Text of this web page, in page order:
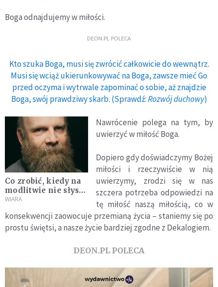
Boga odnajdujemy w miłości.
DEON.PL POLECA
Kto szuka Boga, musi się zwrócić całkowicie do wewnątrz.
Musi się wciąż ukierunkowywać na Boga, zawsze mieć Go
przed oczyma i wytrwale zapominać o sobie, aż znajdzie
Boga, swój prawdziwy skarb. (Sprawdź:Rozwój duchowy)
Co zrobić, kiedy na
modlitwie nie słyszę
głosu Boga?
WIARA
Nawrócenie polega na tym, by
uwierzyć w miłość Boga.
Dopiero gdy doświadczymy Bożej
miłości i rzeczywiście w nią
uwierzymy, zrodzi się w nas
szczera potrzeba odpowiedzi na
tę miłość naszą miłością, co w
konsekwencji zaowocuje przemianą życia – staniemy się po
prostu świętsi, a nasze życie bardziej zgodne z Dekalogiem.
DEON.PL POLECA